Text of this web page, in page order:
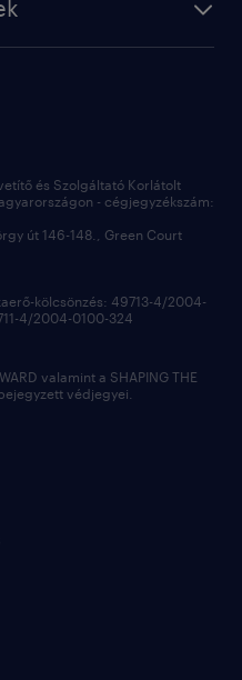
és Szolgáltató Korlátolt
- cégjegyzékszám:
út 146-148., Green Court
kölcsönzés: 49713-4/2004-
4/2004-0100-324
valamint a SHAPING THE
védjegyei.